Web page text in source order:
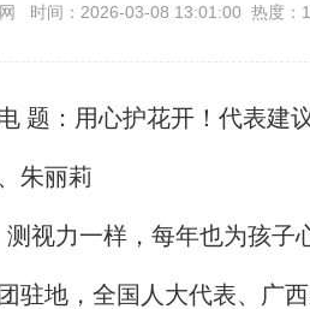
时间：2026-03-08 13:01:00 热度：
题：用心护花开！代表建
朱丽莉
力一样，每年也为孩子
地，全国人大代表、广西